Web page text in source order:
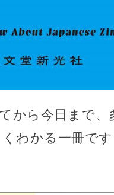
から今日まで
わかる一冊で